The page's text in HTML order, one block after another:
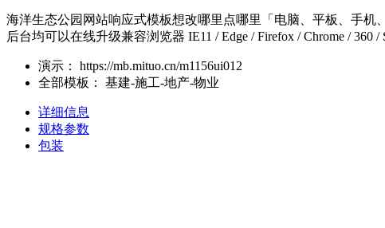
海洋生态公园网站响应式模板想改哪里点哪里「电脑、平板、手机
后台均可以在线升级兼容浏览器 IE11 / Edge / Firefox / Chrome /
演示：
https://mb.mituo.cn/m1156ui012
全部模板：
基建-施工-地产-物业
详细信息
规格参数
包装